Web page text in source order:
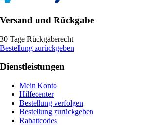
Versand und Rückgabe
30 Tage Rückgaberecht
Bestellung zurückgeben
Dienstleistungen
Mein Konto
Hilfecenter
Bestellung verfolgen
Bestellung zurückgeben
Rabattcodes